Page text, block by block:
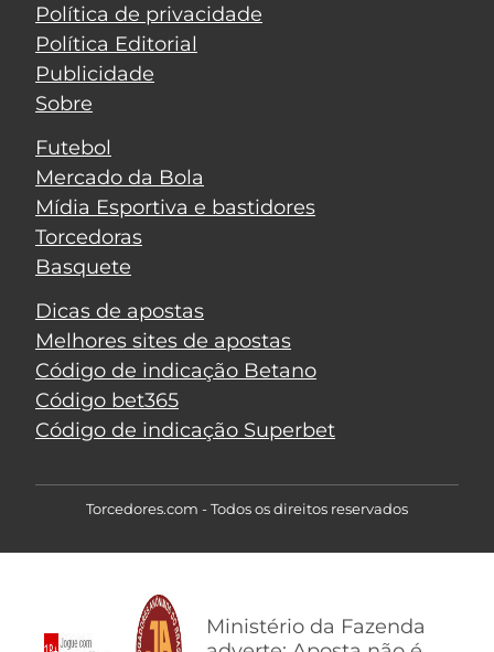
Política de privacidade
Política Editorial
Publicidade
Sobre
Futebol
Mercado da Bola
Mídia Esportiva e bastidores
Torcedoras
Basquete
Dicas de apostas
Melhores sites de apostas
Código de indicação Betano
Código bet365
Código de indicação Superbet
Torcedores.com - Todos os direitos reservados
Ministério da Fazenda